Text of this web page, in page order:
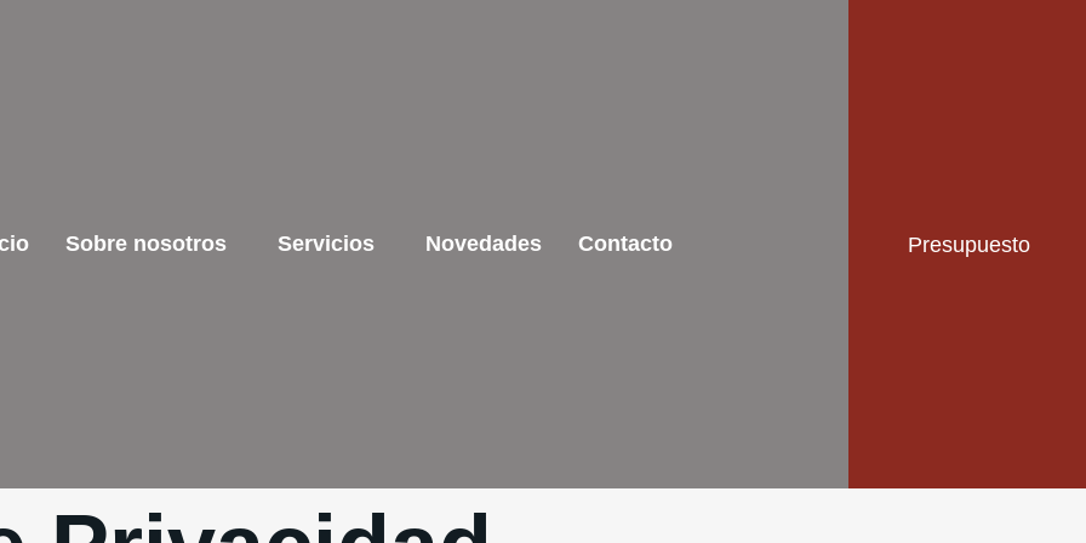
Sobre nosotros Servicios Novedades Contacto Presupuesto